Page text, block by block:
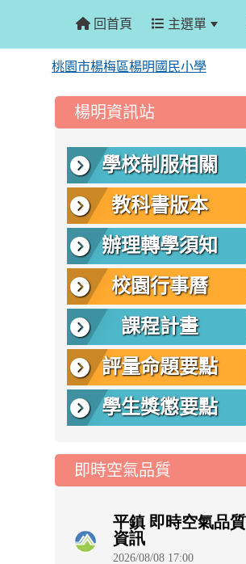
回首頁 主選單
桃園市楊梅區楊明國民小學
::: 楊明資訊站
學校制服相關
教科書版本
辦理轉學須知
校園行事曆
課程計畫
評量命題要點
學生獎懲要點
即時空氣品質